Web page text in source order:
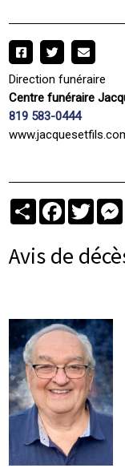
Direction funéraire
Centre funéraire
819 583-0444
PartagerFacebook
Twitter
Avis de